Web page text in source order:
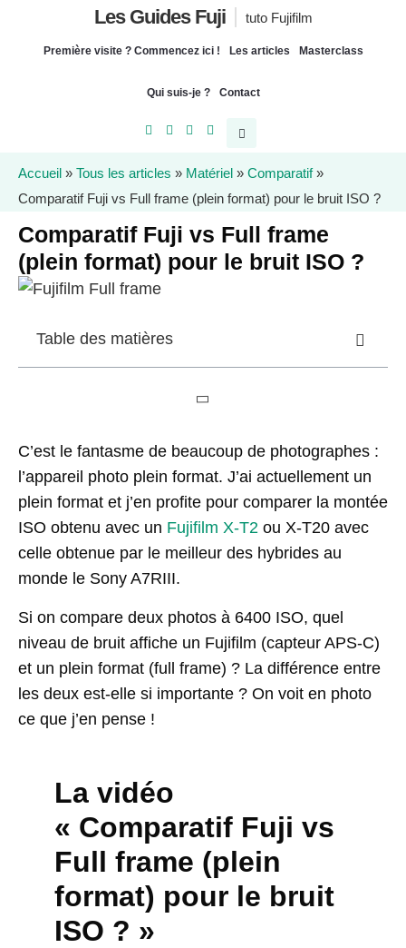
Les Guides Fuji tuto Fujifilm
Première visite ? Commencez ici ! Les articles Masterclass
Qui suis-je ? Contact
Accueil » Tous les articles » Matériel » Comparatif»
Comparatif Fuji vs Full frame (plein format) pour le bruit ISO ?
Comparatif Fuji vs Full frame
(plein format) pour le bruit ISO ?
Table des matières
C’est le fantasme de beaucoup de photographes :
l’appareil photo plein format. J’ai actuellement un
plein format et j’en profite pour comparer la montée
ISO obtenu avec un Fujifilm X-T2 ou X-T20 avec
celle obtenue par le meilleur des hybrides au
monde le Sony A7RIII.
Si on compare deux photos à 6400 ISO, quel
niveau de bruit affiche un Fujifilm (capteur APS-C)
et un plein format (full frame) ? La différence entre
les deux est-elle si importante ? On voit en photo
ce que j’en pense !
La vidéo
« Comparatif Fuji vs
Full frame (plein
format) pour le bruit
ISO ? »